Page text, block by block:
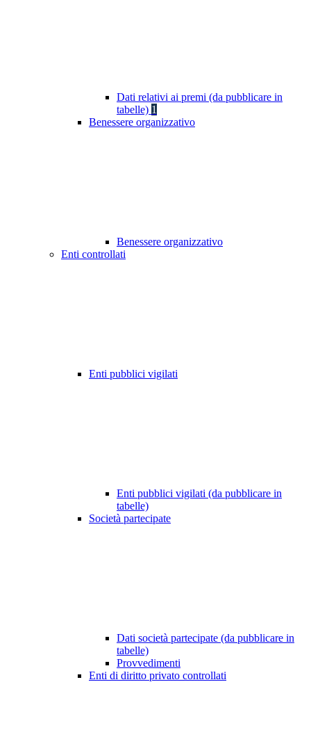
Dati relativi ai premi (da pubblicare in
tabelle) 1
Benessere organizzativo
Benessere organizzativo
Enti controllati
Enti pubblici vigilati
Enti pubblici vigilati (da pubblicare in
tabelle)
Società partecipate
Dati società partecipate (da pubblicare in
tabelle)
Provvedimenti
Enti di diritto privato controllati